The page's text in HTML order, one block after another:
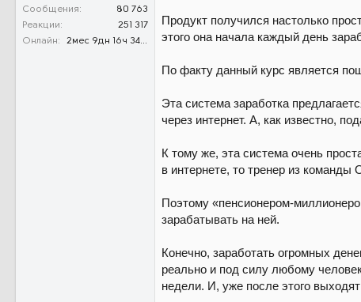
Сообщения
80 763
Реакции
251 317
Онлайн
2мес 9дн 16ч 34м 50с
Продукт получился настолько
этого она начала каждый день
По факту данный курс является
Эта система заработка
через интернет. А, как известно,
К тому же, эта система очень
в интернете, то тренер из
Поэтому «пенсионером-
зарабатывать на ней.
Конечно, заработать огромных
реально и под силу любому
недели. И, уже после этого